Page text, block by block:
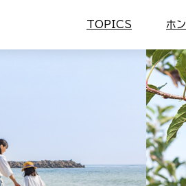
TOPICS ホ